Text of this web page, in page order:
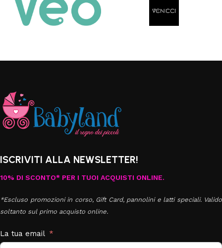
ISCRIVITI ALLA NEWSLETTER!
10% DI SCONTO* PER I TUOI ACQUISTI ONLINE.
*Escluso promozioni in corso, Gift Card, pannolini e latti speciali. Valido
soltanto sul primo acquisto online.
La tua email